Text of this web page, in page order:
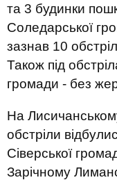
та 3 будинки
Соледарської
зазнав 10
Також під
громади - без
На
обстріли
Сіверської
Зарічному